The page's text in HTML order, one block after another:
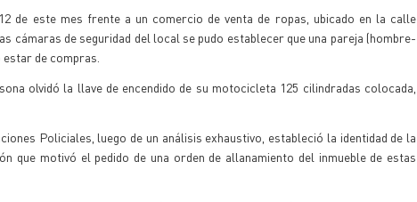
de este mes frente a un comercio de venta de ropas, ubicado en la calle
cámaras de seguridad del local se pudo establecer que una pareja (hombre-
de compras.
olvidó la llave de encendido de su motocicleta 125 cilindradas colocada,
Policiales, luego de un análisis exhaustivo, estableció la identidad de la
que motivó el pedido de una orden de allanamiento del inmueble de estas